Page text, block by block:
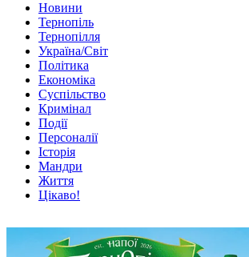
Новини
Тернопіль
Тернопілля
Україна/Світ
Політика
Економіка
Суспільство
Кримінал
Події
Персоналії
Історія
Мандри
Життя
Цікаво!